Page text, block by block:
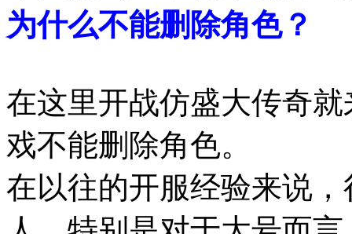
为什么不能删除角色？
在这里开战仿盛大传奇
戏不能删除角色。
在以往的开服经验来说